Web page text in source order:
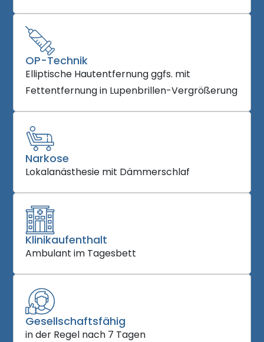
OP-Technik
Elliptische Hautentfernung ggfs. mit
Fettentfernung in Lupenbrillen-Vergrößerung
Narkose
Lokalanästhesie mit Dämmerschlaf
Klinikaufenthalt
Ambulant im Tagesbett
Gesellschaftsfähig
in der Regel nach 7 Tagen